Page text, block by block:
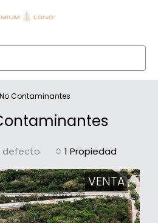
Contaminantes
1 Propiedad
defecto
VENTA